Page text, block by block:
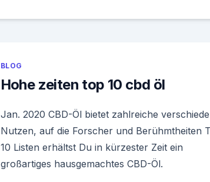
BLOG
Hohe zeiten top 10 cbd öl
Jan. 2020 CBD-Öl bietet zahlreiche
Nutzen, auf die Forscher und Berühmtheiten
10 Listen erhältst Du in kürzester Zeit ein
großartiges hausgemachtes CBD-Öl.